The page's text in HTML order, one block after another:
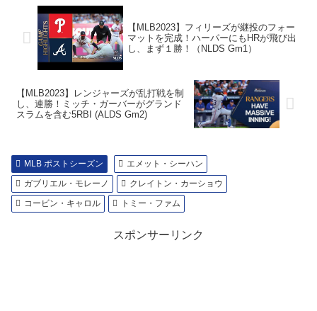
【MLB2023】フィリーズが継投のフォー
マットを完成！ハーパーにもHRが飛び出
し、まず１勝！（NLDS Gm1）
【MLB2023】レンジャーズが乱打戦を制
し、連勝！ミッチ・ガーバーがグランド
スラムを含む5RBI (ALDS Gm2)
MLB ポストシーズン
エメット・シーハン
ガブリエル・モレーノ
クレイトン・カーショウ
コービン・キャロル
トミー・ファム
スポンサーリンク